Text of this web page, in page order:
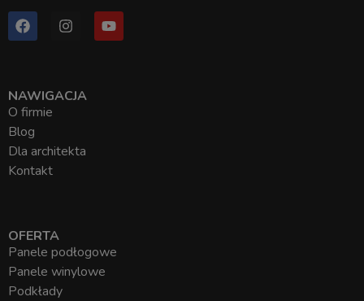
NAWIGACJA
O firmie
Blog
Dla architekta
Kontakt
OFERTA
Panele podłogowe
Panele winylowe
Podkłady